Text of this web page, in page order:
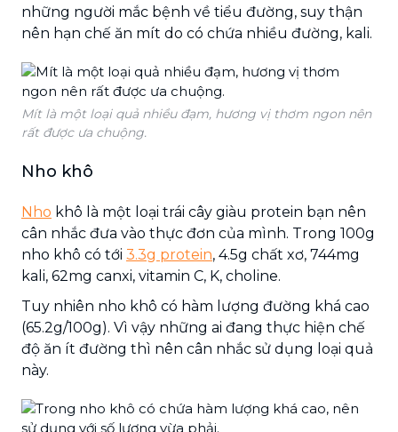
những người mắc bệnh về tiểu đường, suy thận
nên hạn chế ăn mít do có chứa nhiều đường, kali.
Mít là một loại quả nhiều đạm, hương vị thơm ngon nên
rất được ưa chuộng.
Nho khô
Nho khô là một loại trái cây giàu protein bạn nên
cân nhắc đưa vào thực đơn của mình. Trong 100g
nho khô có tới 3.3g protein, 4.5g chất xơ, 744mg
kali, 62mg canxi, vitamin C, K, choline.
Tuy nhiên nho khô có hàm lượng đường khá cao
(65.2g/100g). Vì vậy những ai đang thực hiện chế
độ ăn ít đường thì nên cân nhắc sử dụng loại quả
này.